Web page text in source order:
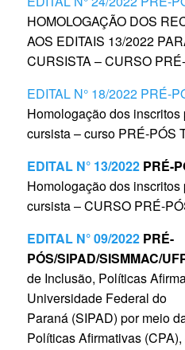
HOMOLOGAÇÃO DOS
AOS EDITAIS 13/2022
CURSISTA – CURSO
EDITAL N° 18/2022 PRÉ-
Homologação dos
cursista – curso PRÉ-PÓS
EDITAL N° 13/2022 PRÉ-
Homologação dos
cursista – CURSO PRÉ-
EDITAL N° 09/2022 PRÉ-
PÓS/SIPAD/SISMMAC/
de Inclusão, Políticas
Universidade Federal do
Paraná (SIPAD) por meio
Políticas Afirmativas